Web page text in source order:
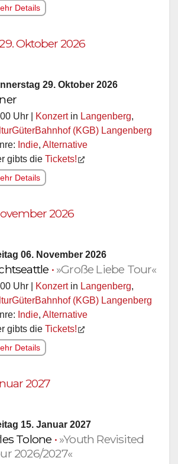
Details
Oktober 2026
29. Oktober 2026
Uhr | Konzertin Langenberg,
(KGB) Langenberg
Indie, Alternative
gibts die Tickets!
Details
2026
06. November 2026
• »Große Liebe Tour«
Uhr | Konzertin Langenberg,
(KGB) Langenberg
Indie, Alternative
gibts die Tickets!
Details
2027
15. Januar 2027
Tolone • »Youth Revisited
2026/2027«